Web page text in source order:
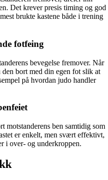
Det krever presis timing og god
brukte kastene både i trening
fotfeing
bevegelse fremover. Når
bort med din egen fot slik at
på hvordan judo handler
motstanderens ben samtidig som
er enkelt, men svært effektivt,
i over- og underkroppen.